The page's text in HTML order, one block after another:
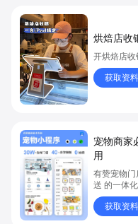
烘焙店收
开烘焙店
获取资料
宠物商家
用
有赞宠物
送 的一体
获取资料